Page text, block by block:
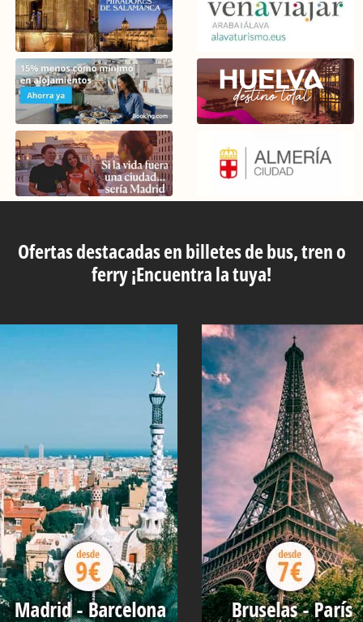
Ofertas destacadas en billetes de bus, tren o
ferry ¡Encuentra la tuya!